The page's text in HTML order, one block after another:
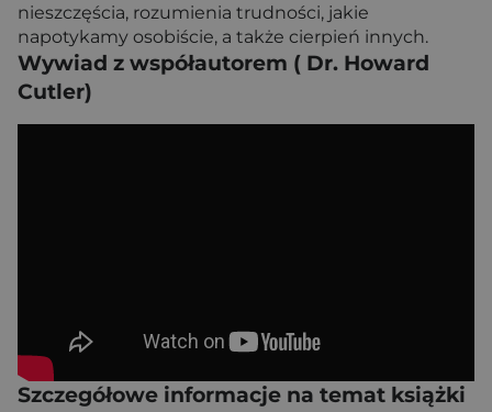
nieszczęścia, rozumienia trudności, jakie
napotykamy osobiście, a także cierpień innych.
Wywiad z współautorem ( Dr. Howard
Cutler)
Szczegółowe informacje na temat książki